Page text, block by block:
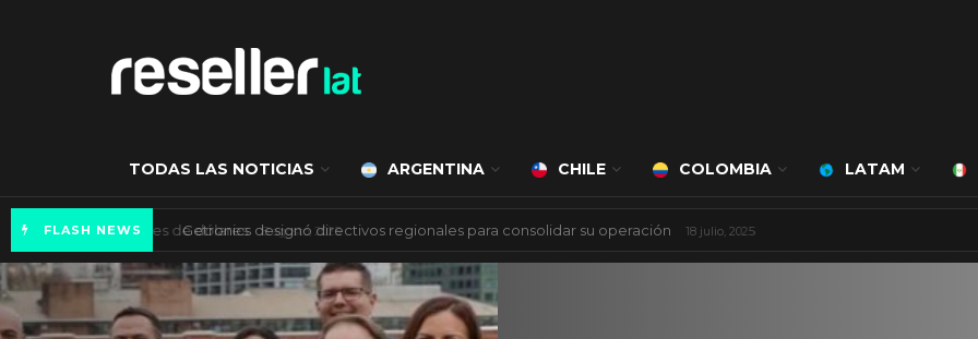
TODAS LAS NOTICIAS ARGENTINA CHILE COLOMBIA LATAM
FLASH NEWS Mercado de IA agéntica tiene un valor de 450 mil millones de dólares 8 agosto, 2025